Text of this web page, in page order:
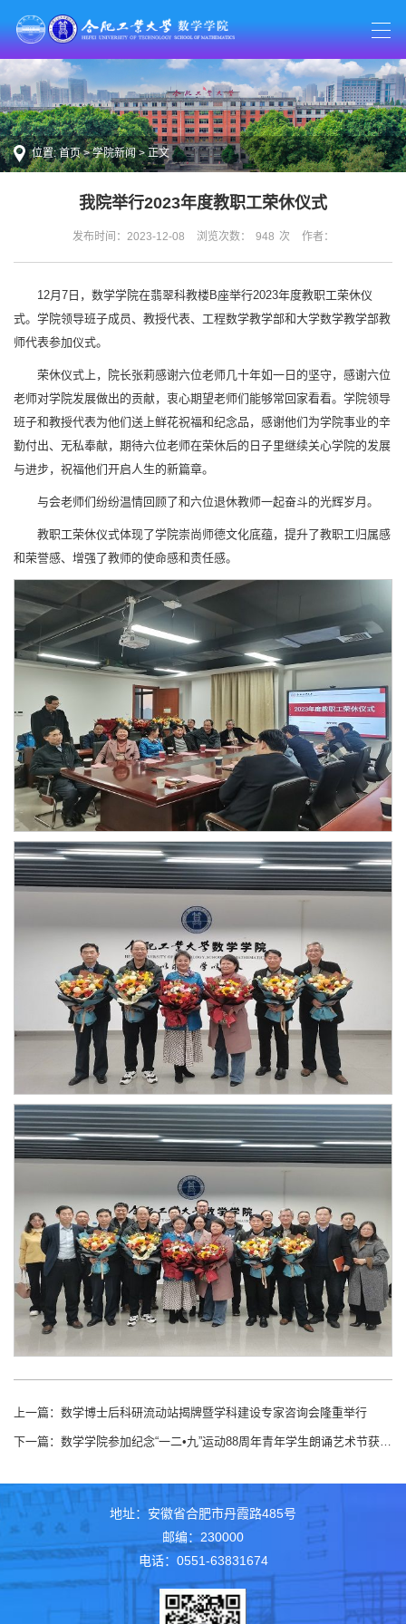
位置:首页>学院新闻> 正文
我院举行2023年度教职工荣休仪式
发布时间：2023-12-08 浏览次数： 948 次 作者：
12月7日，数学学院在翡翠科教楼B座举行2023年度教职工荣休仪
式。学院领导班子成员、教授代表、工程数学教学部和大学数学教学部教
师代表参加仪式。
荣休仪式上，院长张莉感谢六位老师几十年如一日的坚守，感谢六位
老师对学院发展做出的贡献，衷心期望老师们能够常回家看看。学院领导
班子和教授代表为他们送上鲜花祝福和纪念品，感谢他们为学院事业的辛
勤付出、无私奉献，期待六位老师在荣休后的日子里继续关心学院的发展
与进步，祝福他们开启人生的新篇章。
与会老师们纷纷温情回顾了和六位退休教师一起奋斗的光辉岁月。
教职工荣休仪式体现了学院崇尚师德文化底蕴，提升了教职工归属感
和荣誉感、增强了教师的使命感和责任感。
上一篇： 数学博士后科研流动站揭牌暨学科建设专家咨询会隆重举行
下一篇： 数学学院参加纪念“一二•九”运动88周年青年学生朗诵艺术节获二等奖
地址：安徽省合肥市丹霞路485号
邮编：230000
电话：0551-63831674